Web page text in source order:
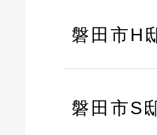
磐田市H
磐田市S